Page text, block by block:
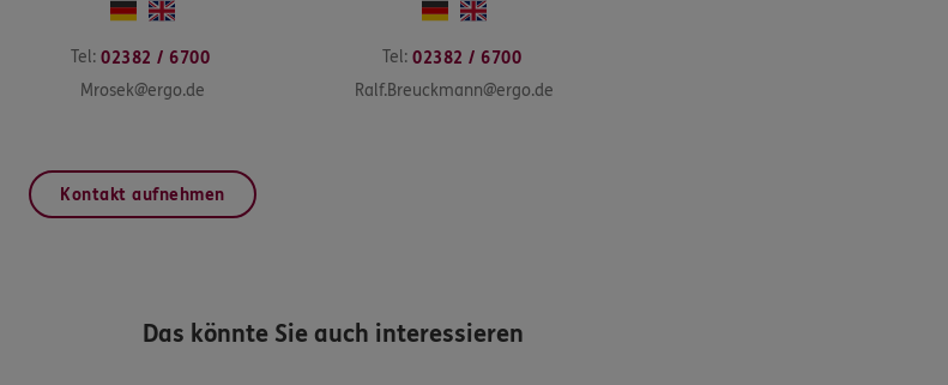
Tel: 02382 / 6700
Mrosek@ergo.de
Tel: 02382 / 6700
Ralf.Breuckmann@ergo.de
Kontakt aufnehmen
Das könnte Sie auch interessieren